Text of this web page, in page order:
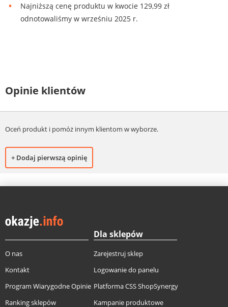
Najniższą cenę produktu w kwocie 129,99 zł
odnotowaliśmy w wrześniu 2025 r.
Opinie klientów
Oceń produkt i pomóż innym klientom w wyborze.
+ Dodaj pierwszą opinię
O nas
Kontakt
Program Wiarygodne Opinie
Ranking sklepów
Dla sklepów
Zarejestruj sklep
Logowanie do panelu
Platforma CSS ShopSynergy
Kampanie produktowe